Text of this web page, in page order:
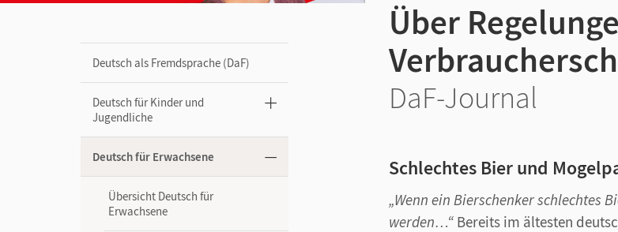
Deutsch als Fremdsprache (DaF)
Deutsch für Kinder und
Jugendliche
Deutsch für Erwachsene
Übersicht Deutsch für
Erwachsene
Über
DaF-Journal
Schlechtes Bier und
„Wenn ein Bierschenker schlechtes
werden…“ Bereits im ältesten